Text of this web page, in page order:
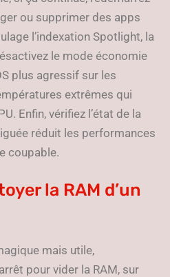
ou supprimer des apps
l’indexation Spotlight, la
le mode économie
plus agressif sur les
extrêmes qui
Enfin, vérifiez l’état de la
réduit les performances
coupable.
la RAM d’un
mais utile,
pour vider la RAM, sur